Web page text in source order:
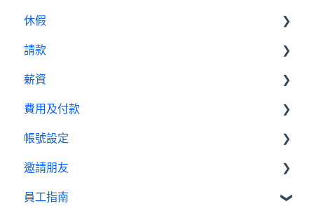
公告
行事曆
績效管理
設定
報表
基本設定
出勤管理者
我是員工
休假
基本設置
休假管理員
請款
請款管理員
薪資
基本設置
薪資管理員
費用及付款
訂閱相關
費用及付款
帳號設定
管理設定
邀請朋友
邀請制度
員工指南